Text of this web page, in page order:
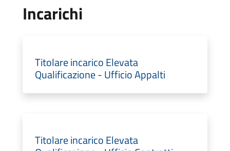
Incarichi
Titolare incarico Elevata
Qualificazione - Ufficio Appalti
Titolare incarico Elevata